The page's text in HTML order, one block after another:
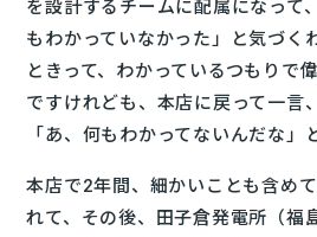
を設計するチームに配属になって
もわかっていなかった」と気づく
ときって、わかっているつもりで
ですけれども、本店に戻って一言
「あ、何もわかってないんだな」
本店で2年間、細かいことも含め
れて、その後、田子倉発電所（福